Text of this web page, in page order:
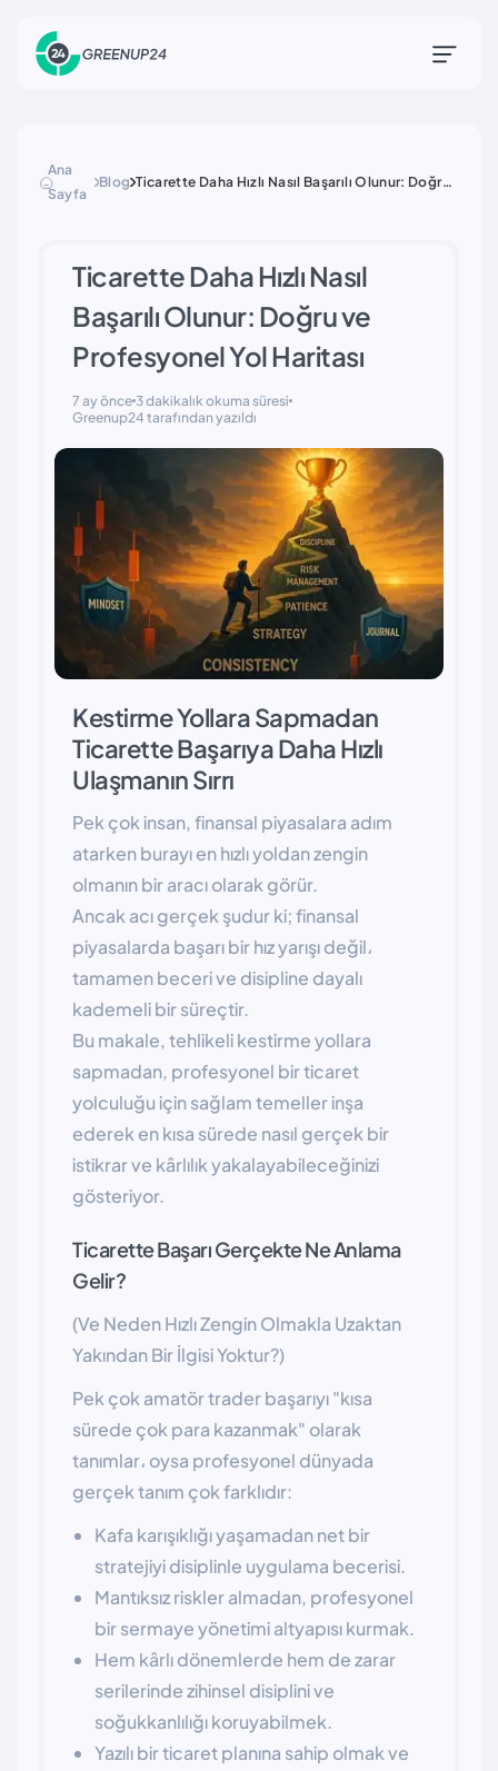
Ana
Sayfa
Blog Ticarette Daha Hızlı Nasıl Başarılı Olunur: Doğru
Ticarette Daha Hızlı Nasıl
Başarılı Olunur: Doğru ve
Profesyonel Yol Haritası
7 ay önce 3 dakikalık okuma süresi
Greenup24 tarafından yazıldı
Kestirme Yollara Sapmadan
Ticarette Başarıya Daha Hızlı
Ulaşmanın Sırrı
Pek çok insan, finansal piyasalara adım
atarken burayı en hızlı yoldan zengin
olmanın bir aracı olarak görür.
Ancak acı gerçek şudur ki; finansal
piyasalarda başarı bir hız yarışı değil،
tamamen beceri ve disipline dayalı
kademeli bir süreçtir.
Bu makale, tehlikeli kestirme yollara
sapmadan, profesyonel bir ticaret
yolculuğu için sağlam temeller inşa
ederek en kısa sürede nasıl gerçek bir
istikrar ve kârlılık yakalayabileceğinizi
gösteriyor.
Ticarette Başarı Gerçekte Ne Anlama
Gelir?
(Ve Neden Hızlı Zengin Olmakla Uzaktan
Yakından Bir İlgisi Yoktur?)
Pek çok amatör trader başarıyı "kısa
sürede çok para kazanmak" olarak
tanımlar، oysa profesyonel dünyada
gerçek tanım çok farklıdır:
Kafa karışıklığı yaşamadan net bir
stratejiyi disiplinle uygulama becerisi.
Mantıksız riskler almadan, profesyonel
bir sermaye yönetimi altyapısı kurmak.
Hem kârlı dönemlerde hem de zarar
serilerinde zihinsel disiplini ve
soğukkanlılığı koruyabilmek.
Yazılı bir ticaret planına sahip olmak ve